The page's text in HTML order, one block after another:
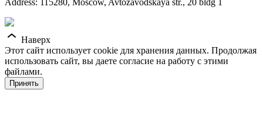
Address: 115280, Moscow, Avtozavodskaya str., 20 bldg 1
Наверх
Этот сайт использует cookie для хранения данных. Продолжая
использовать сайт, вы даете согласие на работу с этими
файлами.
Принять